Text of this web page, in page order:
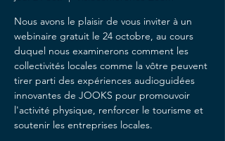
Nous avons le plaisir de vous inviter à un
webinaire gratuit le 24 octobre, au cours
duquel nous examinerons comment les
collectivités locales comme la vôtre peuvent
tirer parti des expériences audioguidées
innovantes de JOOKS pour promouvoir
l'activité physique, renforcer le tourisme et
soutenir les entreprises locales.